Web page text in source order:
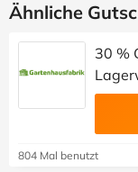
Ähnliche
30 %
804 Mal benutzt